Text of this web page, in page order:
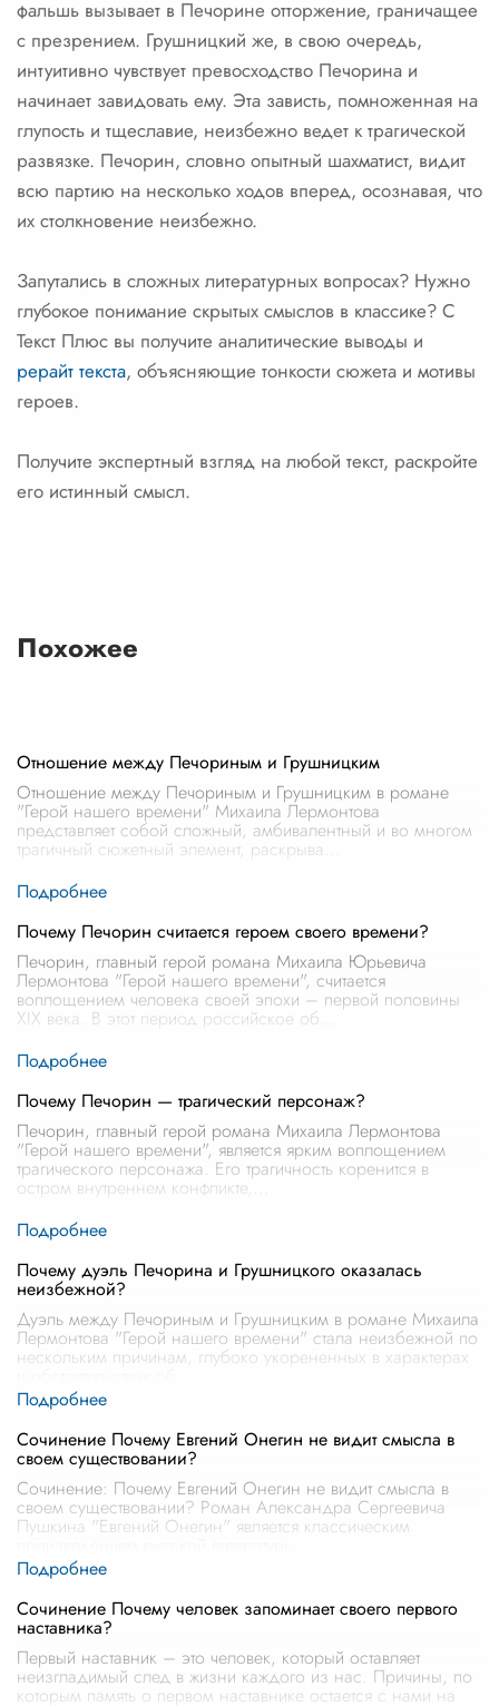
фальшь вызывает в Печорине отторжение, граничащее
с презрением. Грушницкий же, в свою очередь,
интуитивно чувствует превосходство Печорина и
начинает завидовать ему. Эта зависть, помноженная на
глупость и тщеславие, неизбежно ведет к трагической
развязке. Печорин, словно опытный шахматист, видит
всю партию на несколько ходов вперед, осознавая, что
их столкновение неизбежно.
Запутались в сложных литературных вопросах? Нужно
глубокое понимание скрытых смыслов в классике? С
Текст Плюс вы получите аналитические выводы и
рерайт текста, объясняющие тонкости сюжета и мотивы
героев.
Получите экспертный взгляд на любой текст, раскройте
его истинный смысл.
Похожее
Отношение между Печориным и Грушницким
Отношение между Печориным и Грушницким в романе
"Герой нашего времени" Михаила Лермонтова
представляет собой сложный, амбивалентный и во многом
трагичный сюжетный элемент, раскрыва
Почему Печорин считается героем своего времени?
Печорин, главный герой романа Михаила Юрьевича
Лермонтова "Герой нашего времени", считается
воплощением человека своей эпохи – первой половины
XIX века. В этот период российское об
Почему Печорин — трагический персонаж?
Печорин, главный герой романа Михаила Лермонтова
"Герой нашего времени", является ярким воплощением
трагического персонажа. Его трагичность коренится в
остром внутреннем конфликте,
Почему дуэль Печорина и Грушницкого оказалась
неизбежной?
Дуэль между Печориным и Грушницким в романе Михаила
Лермонтова "Герой нашего времени" стала неизбежной по
нескольким причинам, глубоко укорененных в характерах
Сочинение Почему Евгений Онегин не видит смысла в
своем существовании?
Сочинение: Почему Евгений Онегин не видит смысла в
своем существовании? Роман Александра Сергеевича
Пушкина "Евгений Онегин" является классическим
Сочинение Почему человек запоминает своего первого
наставника?
Первый наставник – это человек, который оставляет
неизгладимый след в жизни каждого из нас. Причины, по
которым память о первом наставнике остается с нами на